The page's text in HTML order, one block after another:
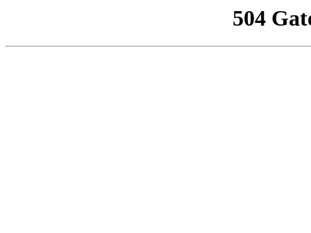
504